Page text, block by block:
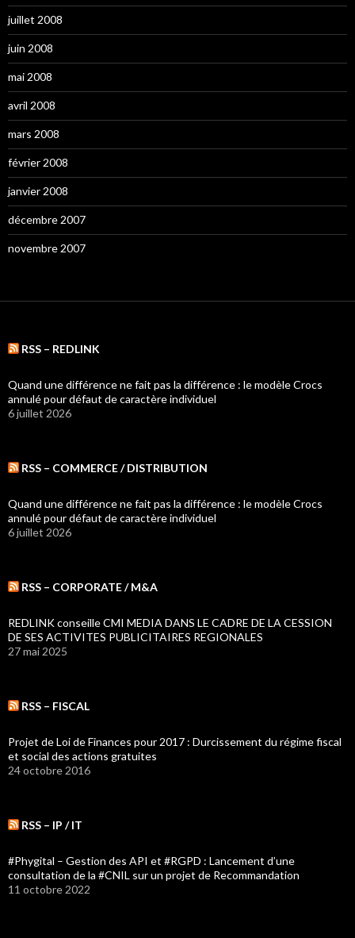
juillet 2008
juin 2008
mai 2008
avril 2008
mars 2008
février 2008
janvier 2008
décembre 2007
novembre 2007
RSS – REDLINK
Quand une différence ne fait pas la différence : le modèle Crocs
annulé pour défaut de caractère individuel
6 juillet 2026
RSS – COMMERCE / DISTRIBUTION
Quand une différence ne fait pas la différence : le modèle Crocs
annulé pour défaut de caractère individuel
6 juillet 2026
RSS – CORPORATE / M&A
REDLINK conseille CMI MEDIA DANS LE CADRE DE LA CESSION
DE SES ACTIVITES PUBLICITAIRES REGIONALES
27 mai 2025
RSS – FISCAL
Projet de Loi de Finances pour 2017 : Durcissement du régime fiscal
et social des actions gratuites
24 octobre 2016
RSS – IP / IT
#Phygital – Gestion des API et #RGPD : Lancement d’une
consultation de la #CNIL sur un projet de Recommandation
11 octobre 2022